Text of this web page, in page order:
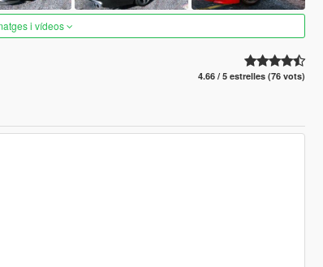
i vídeos
4.66 / 5 estrelles (76 vots)